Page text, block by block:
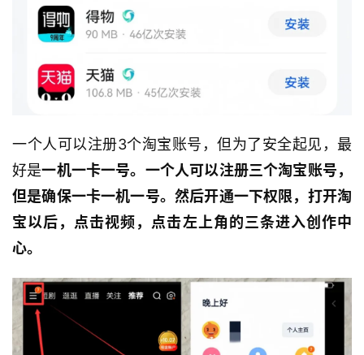
一个人可以注册3个淘宝账号，但为了安全起见，最
好是一机一卡一号。 一个人可以注册三个淘宝账号，
但是确保一卡一机一号。 然后开通一下权限，打开淘
宝以后，点击视频，点击左上角的三条进入创作中
心。